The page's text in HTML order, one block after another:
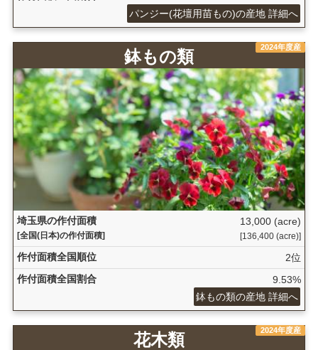
パンジー(花壇用苗もの)の産地 詳細へ
2024年度産
鉢もの類
埼玉県の作付面積
[全国(日本)の作付面積]
13,000 (acre)
[136,400 (acre)]
作付面積全国順位
2位
作付面積全国割合
9.53%
鉢もの類の産地 詳細へ
2024年度産
花木類